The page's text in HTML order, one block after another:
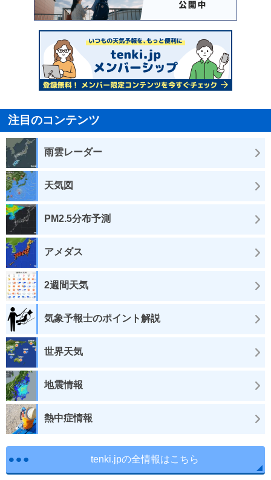
注目のコンテンツ
雨雲レーダー
天気図
PM2.5分布予測
アメダス
2週間天気
気象予報士のポイント解説
世界天気
地震情報
熱中症情報
tenki.jpの全情報はこちら